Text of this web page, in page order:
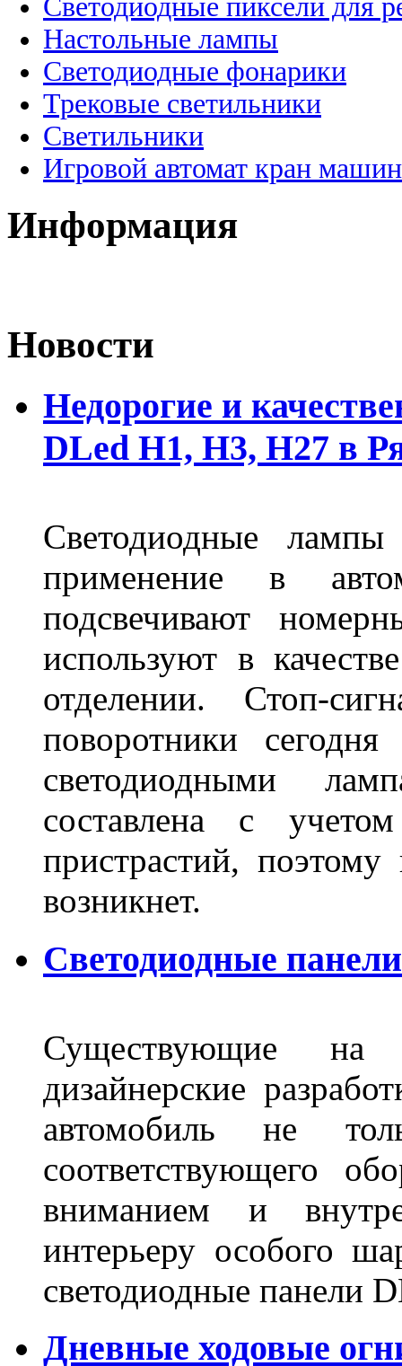
Светодиодные пиксели для
Настольные лампы
Светодиодные фонарики
Трековые светильники
Светильники
Игровой автомат кран
Информация
Новости
Недорогие и
DLed Н1, Н3, Н27 в
Светодиодные
применение в
подсвечивают
используют в
отделении. Стоп-
поворотники
светодиодными
составлена с
пристрастий,
возникнет.
Светодиодные
Существующие
дизайнерские
автомобиль не
соответствующего
вниманием и
интерьеру особого
светодиодные панели
Дневные ходовые